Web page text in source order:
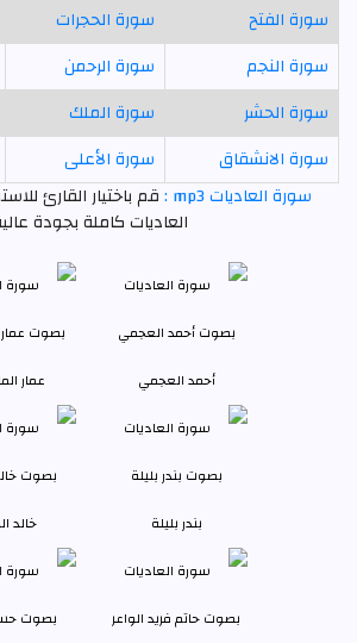
سورة الفتح
سورة الحجرات
سورة النجم
سورة الرحمن
سورة الحشر
سورة الملك
سورة الانشقاق
سورة الأعلى
سورة العاديات mp3 :
قم باختيار القارئ
العاديات كاملة بجودة
أحمد العجمي عمار
بندر بليلة خالد